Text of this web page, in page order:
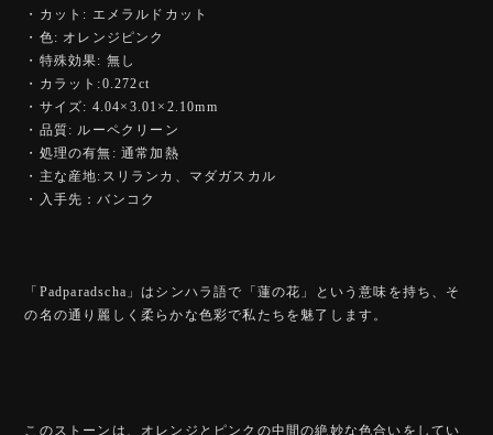
・カット: エメラルドカット
・色: オレンジピンク
・特殊効果: 無し
・カラット:0.272ct
・サイズ: 4.04×3.01×2.10mm
・品質: ルーペクリーン
・処理の有無: 通常加熱
・主な産地:スリランカ、マダガスカル
・入手先：バンコク
「Padparadscha」はシンハラ語で「蓮の花」という意味を持ち、そ
の名の通り麗しく柔らかな色彩で私たちを魅了します。
このストーンは、オレンジとピンクの中間の絶妙な色合いをしてい